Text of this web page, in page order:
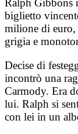
Ralph Gibbons
biglietto
milione di euro,
grigia e
Decise di
incontrò una
Carmody. Era
lui. Ralph si
con lei in un